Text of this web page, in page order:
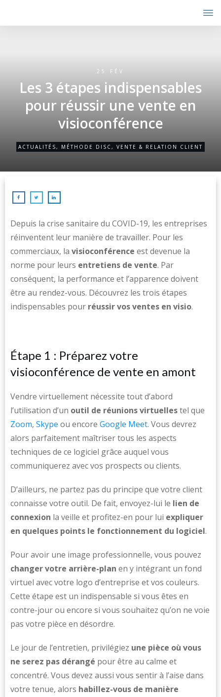
25 FÉV
Les 3 étapes indispensables
pour réussir une vente en
visioconférence
ACTUALITÉS, MÉTHODE DISC, VENTE & RELATION CLIENT
Depuis la crise sanitaire du COVID-19, les entreprises
réinventent leur manière de travailler. Pour les
commerciaux, la visioconférence est devenue la
norme pour leurs entretiens de vente. Par
conséquent, la performance et l’apparence doivent
être au rendez-vous. Découvrez les trois étapes
indispensables pour réussir vos ventes en visio.
Étape 1 : Préparez votre
visioconférence de vente en amont
Vendre virtuellement nécessite tout d’abord
l’utilisation d’un outil de réunions virtuellestel que
Zoom, Skype ou encore Google Meet. Vous devrez
alors parfaitement maîtriser tous les aspects
techniques de ce logiciel grâce auquel vous
communiquerez avec vos prospects ou clients.
D’ailleurs, ne partez pas du principe que votre client
connaisse votre outil. De fait, envoyez-lui le lien de
connexion la veille et profitez-en pour lui expliquer
en quelques points le fonctionnement du logiciel.
Pour avoir une image professionnelle, vous pouvez
changer votre arrière-plan en y intégrant un fond
virtuel avec votre logo d’entreprise et vos couleurs.
Cette étape est un indispensable si vous êtes en
contre-jour ou encore si vous souhaitez qu’on ne voie
pas votre pièce en désordre.
Le jour de l’entretien, privilégiez une pièce où vous
ne serez pas dérangé pour être au calme et
concentré. Vous devez aussi vous sentir à l’aise dans
votre tenue, alors habillez-vous de manière